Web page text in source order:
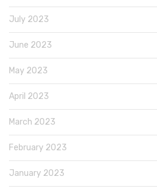
July 2023
June 2023
May 2023
April 2023
March 2023
February 2023
January 2023